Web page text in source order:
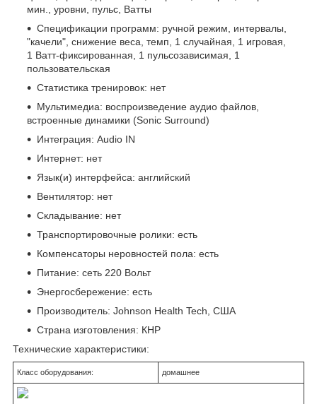
мин., уровни, пульс, Ватты
Спецификации программ: ручной режим, интервалы,
"качели", снижение веса, темп, 1 случайная, 1 игровая,
1 Ватт-фиксированная, 1 пульсозависимая, 1
пользовательская
Статистика тренировок: нет
Мультимедиа: воспроизведение аудио файлов,
встроенные динамики (Sonic Surround)
Интеграция: Audio IN
Интернет: нет
Язык(и) интерфейса: английский
Вентилятор: нет
Складывание: нет
Транспортировочные ролики: есть
Компенсаторы неровностей пола: есть
Питание: сеть 220 Вольт
Энергосбережение: есть
Производитель: Johnson Health Tech, США
Страна изготовления: КНР
Технические характеристики:
Класс оборудования: домашнее